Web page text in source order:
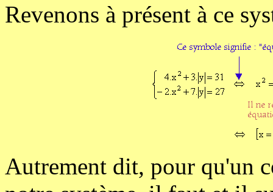
Revenons à présent à ce
Autrement dit, pour qu'un